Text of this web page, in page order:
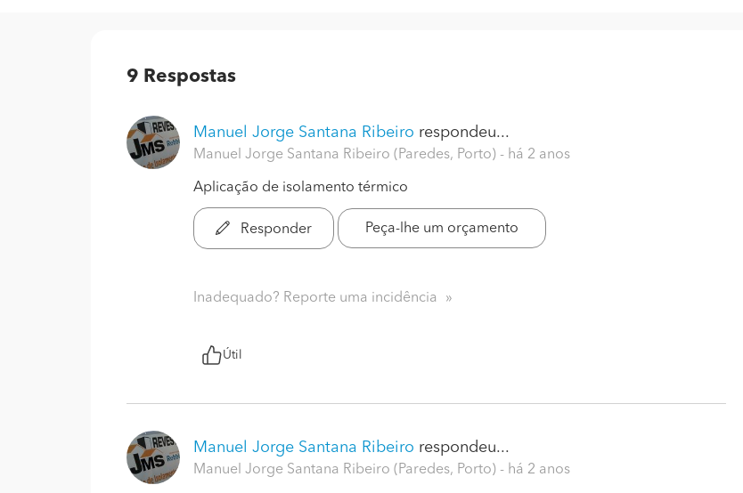
9 Respostas
Manuel Jorge Santana Ribeiro respondeu...
Manuel Jorge Santana Ribeiro (Paredes, Porto) - há 2 anos
Aplicação de isolamento térmico
Responder Peça-lhe um orçamento
Inadequado? Reporte uma incidência
Útil
Manuel Jorge Santana Ribeiro respondeu...
Manuel Jorge Santana Ribeiro (Paredes, Porto) - há 2 anos